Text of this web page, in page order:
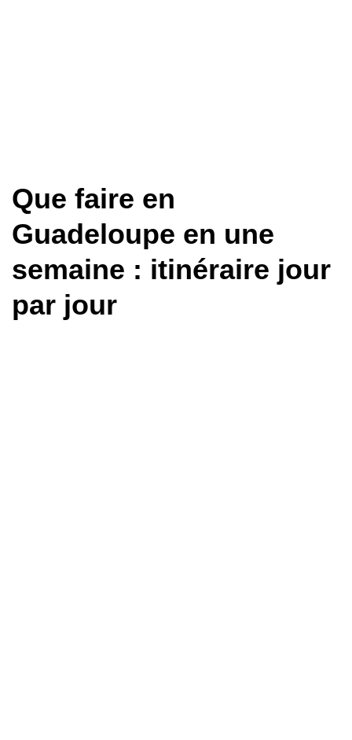
Que faire en
Guadeloupe en une
semaine : itinéraire jour
par jour